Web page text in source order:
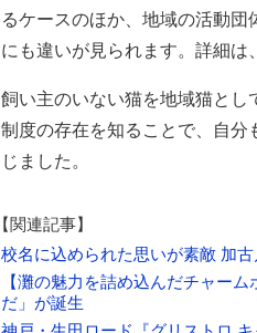
るケースのほか、地域の活動
にも違いが見られます。詳細は
飼い主のいない猫を地域猫とし
制度の存在を知ることで、自分
じました。
【関連記事】
校名に込められた思いが素敵 加
【灘の魅力を詰め込んだチャー
だ」が誕生